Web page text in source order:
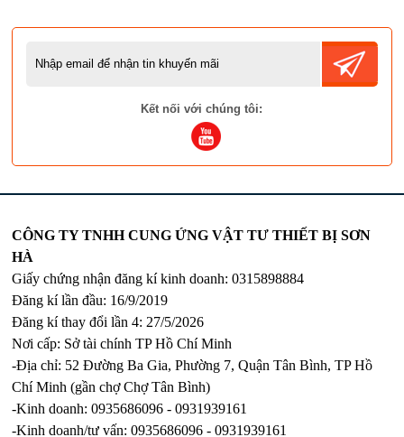
Kết nối với chúng tôi:
CÔNG TY TNHH CUNG ỨNG VẬT TƯ THIẾT BỊ SƠN
HÀ
Giấy chứng nhận đăng kí kinh doanh: 0315898884
Đăng kí lần đầu: 16/9/2019
Đăng kí thay đổi lần 4: 27/5/2026
Nơi cấp: Sở tài chính TP Hồ Chí Minh
-Địa chỉ: 52 Đường Ba Gia, Phường 7, Quận Tân Bình, TP Hồ
Chí Minh (gần chợ Chợ Tân Bình)
-Kinh doanh: 0935686096 - 0931939161
-Kinh doanh/tư vấn: 0935686096 - 0931939161